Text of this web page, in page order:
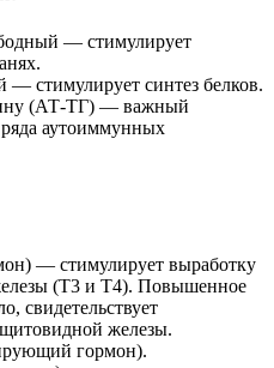
— стимулирует
стимулирует синтез белков.
(АТ-ТГ) — важный
аутоиммунных
— стимулирует выработку
(Т3 и Т4). Повышенное
свидетельствует
железы.
гормон).